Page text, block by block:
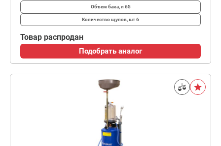
Объем бака, л 65
Количество щупов, шт6
Товар распродан
Подобрать аналог